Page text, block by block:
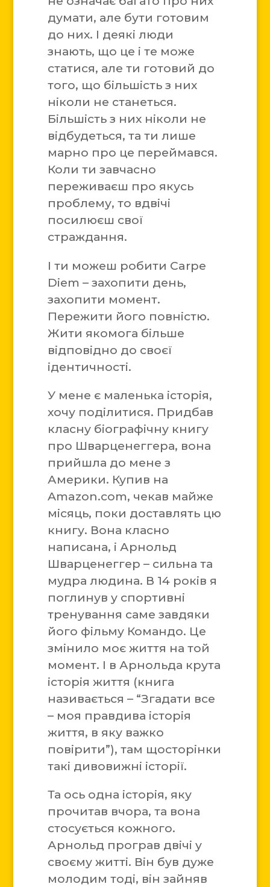
думати, але бути готовим
до них. І деякі люди
знають, що це і те може
статися, але ти готовий до
того, що більшість з них
ніколи не станеться.
Більшість з них ніколи не
відбудеться, та ти лише
марно про це переймався.
Коли ти завчасно
переживаєш про якусь
проблему, то вдвічі
посилюєш свої
страждання.
І ти можеш робити Carpe
Diem – захопити день,
захопити момент.
Пережити його повністю.
Жити якомога більше
відповідно до своєї
ідентичності.
У мене є маленька історія,
хочу поділитися. Придбав
класну біографічну книгу
про Шварценеггера, вона
прийшла до мене з
Америки. Купив на
Amazon.com, чекав майже
місяць, поки доставлять цю
книгу. Вона класно
написана, і Арнольд
Шварценеггер – сильна та
мудра людина. В 14 років я
поглинув у спортивні
тренування саме завдяки
його фільму Командо. Це
змінило моє життя на той
момент. І в Арнольда крута
історія життя (книга
називається – “Згадати все
– моя правдива історія
життя, в яку важко
повірити”), там щосторінки
такі дивовижні історії.
Та ось одна історія, яку
прочитав вчора, та вона
стосується кожного.
Арнольд програв двічі у
своєму житті. Він був дуже
молодим тоді, він зайняв